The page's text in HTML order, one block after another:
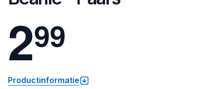
299
Productinformatie